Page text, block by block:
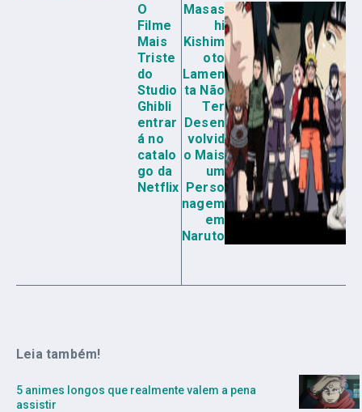
O
Filme
Mais
Triste
do
Studio
Ghibli
entrar
á no
catalo
go da
Netflix
Masas
hi
Kishim
oto
Lamen
ta Não
Ter
Desen
volvid
o Mais
um
Perso
nagem
em
Naruto
Leia também!
5 animes longos que realmente valem a pena
assistir